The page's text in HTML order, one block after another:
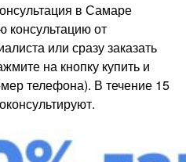
в Самаре
консультацию от
или сразу заказать
на кнопку купить и
телефона). В течение 15